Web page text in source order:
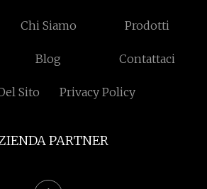
Chi Siamo Prodotti
Blog Contattaci
Sito Privacy Policy
PARTNER